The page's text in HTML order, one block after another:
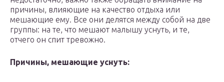
причины, влияющие на качество отдыха или
мешающие ему. Все они делятся между собой на две
группы: на те, что мешают малышу уснуть, и те,
отчего он спит тревожно.
Причины, мешающие уснуть: